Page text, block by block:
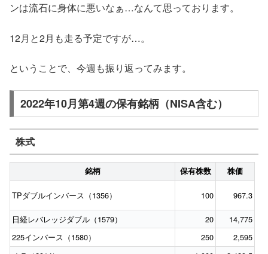
ンは流石に身体に悪いなぁ…なんて思っております。
12月と2月も走る予定ですが…。
ということで、今週も振り返ってみます。
2022年10月第4週の保有銘柄（NISA含む）
株式
銘柄 保有株数 株価
TPダブルインバース（1356） 100 967.3
日経レバレッジダブル（1579） 20
14,775
225インバース（1580）
250
2,595